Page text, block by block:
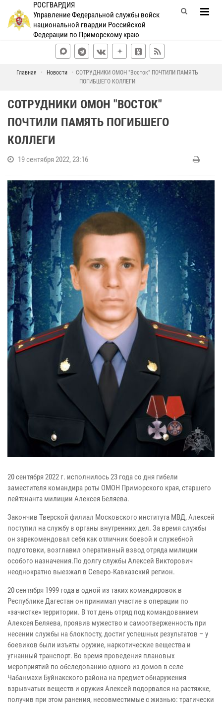
РОСГВАРДИЯ
Управление Федеральной службы войск
национальной гвардии Российской
Федерации по Приморскому краю
Главная Новости
СОТРУДНИКИ ОМОН "Восток" ПОЧТИЛИ ПАМЯТЬ
ПОГИБШЕГО КОЛЛЕГИ
СОТРУДНИКИ ОМОН "ВОСТОК"
ПОЧТИЛИ ПАМЯТЬ ПОГИБШЕГО
КОЛЛЕГИ
19 сентября 2022, 23:16
20 сентября 2022 г. исполнилось 23 года со дня гибели
заместителя командира роты ОМОН Приморского края, старшего
лейтенанта милиции Алексея Беляева.
Закончив Тверской филиал Московского института МВД, Алексей
поступил на службу в органы внутренних дел. За время службы
он зарекомендовал себя как отличник боевой и служебной
подготовки, возглавил оперативный взвод отряда милиции
особого назначения.По долгу службы Алексей Викторович
неоднократно выезжал в Северо-Кавказский регион.
20 сентября 1999 года в одной из таких командировок в
Республике Дагестан он принимал участие в операции по
«зачистке» территории. В тот день отряд под командованием
Алексея Беляева, проявив мужество и самоотверженность при
несении службы на блокпосту, достиг успешных результатов – у
боевиков были изъяты оружие, наркотические вещества и
угнанный транспорт. Во время проведения плановых
мероприятий по обследованию одного из домов в селе
Чабанмахи Буйнакского района на предмет обнаружения
взрывчатых веществ и оружия Алексей подорвался на растяжке,
получив при этом ранения, несовместимые с жизнью: трагически